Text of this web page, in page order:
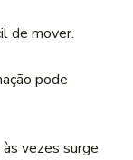
de mover.
pode
vezes surge